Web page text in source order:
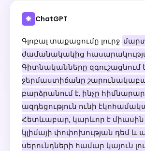
❋ ChatGPT
Գլոբալ տաքացումը լուրջ
ժամանակակից
Գիտնականները զգուշացնում
ջերմաստիճանը
բարձրանում է, ինչը հիմնարար
ազդեցություն ունի
Հետևաբար, կարևոր է միասին
կլիմայի փոփոխության դեմ
սերունդների համար կայուն